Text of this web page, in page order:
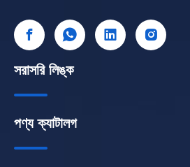
সরাসরি লিঙ্ক
পণ্য ক্যাটালগ